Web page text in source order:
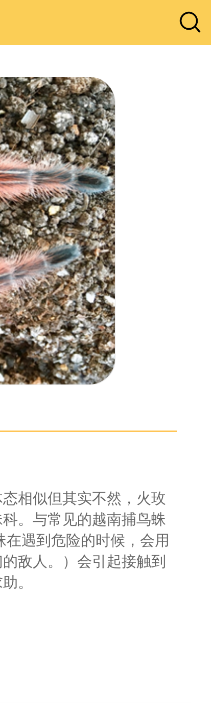
相似但其实不然，火玫
。与常见的越南捕鸟蛛
遇到危险的时候，会用
敌人。）会引起接触到
。